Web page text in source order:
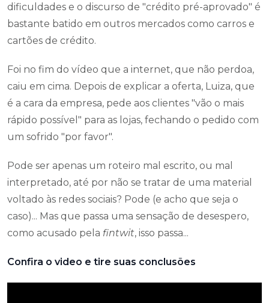
dificuldades e o discurso de "crédito pré-aprovado" é
bastante batido em outros mercados como carros e
cartões de crédito.
Foi no fim do vídeo que a internet, que não perdoa,
caiu em cima. Depois de explicar a oferta, Luiza, que
é a cara da empresa, pede aos clientes "vão o mais
rápido possível" para as lojas, fechando o pedido com
um sofrido "por favor".
Pode ser apenas um roteiro mal escrito, ou mal
interpretado, até por não se tratar de uma material
voltado às redes sociais? Pode (e acho que seja o
caso)... Mas que passa uma sensação de desespero,
como acusado pela fintwit, isso passa...
Confira o video e tire suas conclusões